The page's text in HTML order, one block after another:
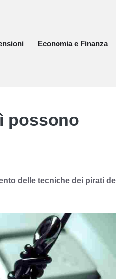
Economia e Finanza
possono
delle tecniche dei pirati del